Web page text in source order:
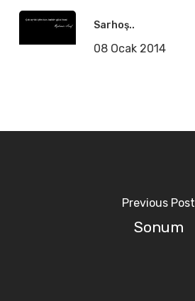
Sarhoş..
08 Ocak 2014
Previous Post
Sonum